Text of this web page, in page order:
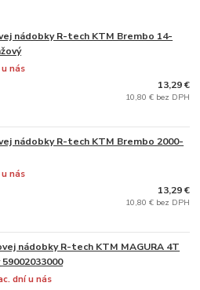
nádobky R-tech KTM Brembo 14-
nás
13,29 €
10,80 € bez DPH
nádobky R-tech KTM Brembo 2000-
nás
13,29 €
10,80 € bez DPH
nádobky R-tech KTM MAGURA 4T
dní u nás